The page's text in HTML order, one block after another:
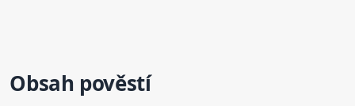
Obsah pověstí